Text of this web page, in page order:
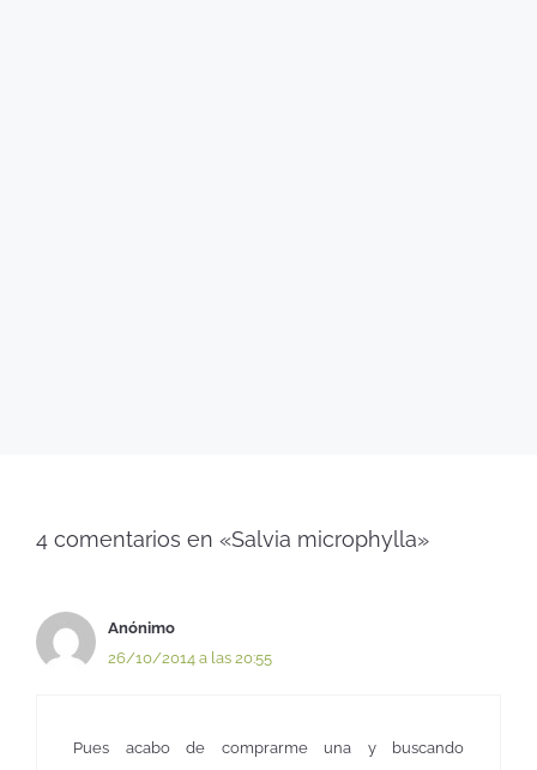
4 comentarios en «Salvia microphylla»
Anónimo
26/10/2014 a las 20:55
Pues acabo de comprarme una y buscando